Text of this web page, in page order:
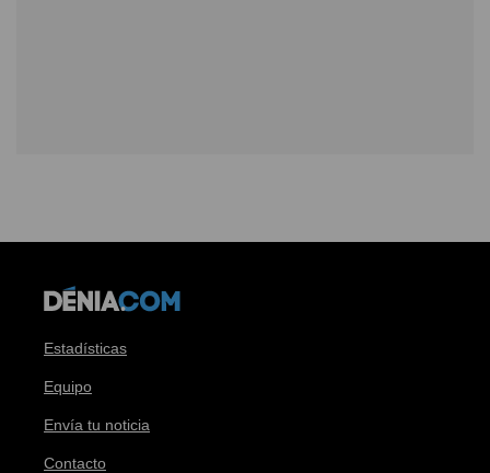
Estadísticas
Equipo
Envía tu noticia
Contacto